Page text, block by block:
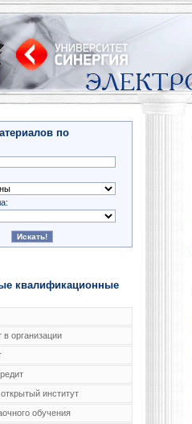
по
квалификационные
организации
институт
обучения